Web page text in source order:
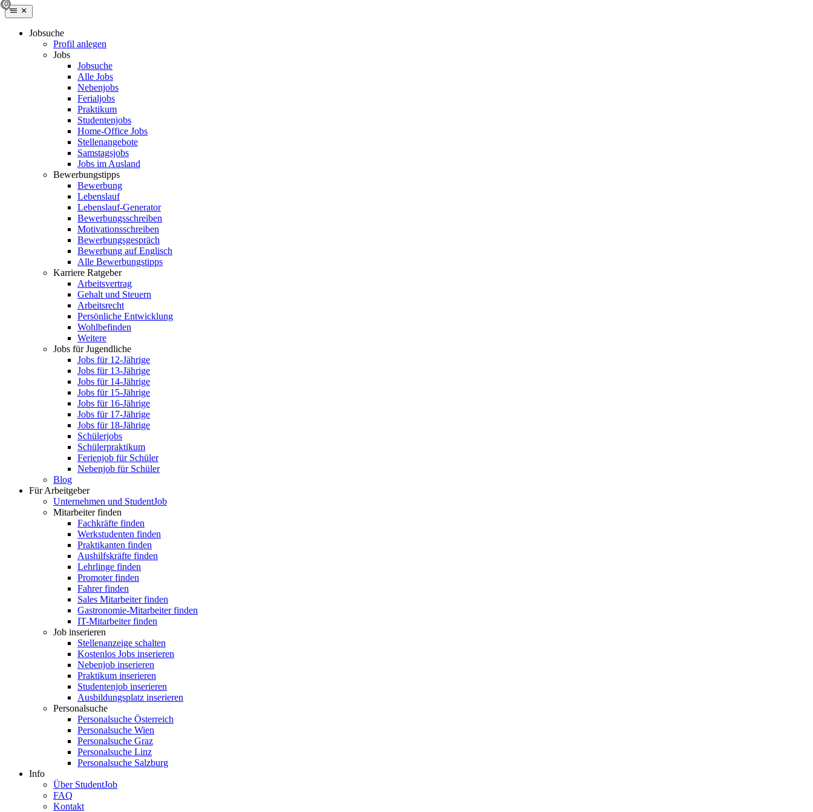
Jobsuche
Profil anlegen
Jobs
Jobsuche
Alle Jobs
Nebenjobs
Ferialjobs
Praktikum
Studentenjobs
Home-Office Jobs
Stellenangebote
Samstagsjobs
Jobs im Ausland
Bewerbungstipps
Bewerbung
Lebenslauf
Lebenslauf-Generator
Bewerbungsschreiben
Motivationsschreiben
Bewerbungsgespräch
Bewerbung auf Englisch
Alle Bewerbungstipps
Karriere Ratgeber
Arbeitsvertrag
Gehalt und Steuern
Arbeitsrecht
Persönliche Entwicklung
Wohlbefinden
Weitere
Jobs für Jugendliche
Jobs für 12-Jährige
Jobs für 13-Jährige
Jobs für 14-Jährige
Jobs für 15-Jährige
Jobs für 16-Jährige
Jobs für 17-Jährige
Jobs für 18-Jährige
Schülerjobs
Schülerpraktikum
Ferienjob für Schüler
Nebenjob für Schüler
Blog
Für Arbeitgeber
Unternehmen und StudentJob
Mitarbeiter finden
Fachkräfte finden
Werkstudenten finden
Praktikanten finden
Aushilfskräfte finden
Lehrlinge finden
Promoter finden
Fahrer finden
Sales Mitarbeiter finden
Gastronomie-Mitarbeiter finden
IT-Mitarbeiter finden
Job inserieren
Stellenanzeige schalten
Kostenlos Jobs inserieren
Nebenjob inserieren
Praktikum inserieren
Studentenjob inserieren
Ausbildungsplatz inserieren
Personalsuche
Personalsuche Österreich
Personalsuche Wien
Personalsuche Graz
Personalsuche Linz
Personalsuche Salzburg
Info
Über StudentJob
FAQ
Kontakt